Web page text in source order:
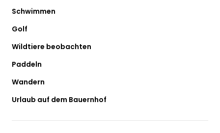
Schwimmen
Golf
Wildtiere beobachten
Paddeln
Wandern
Urlaub auf dem Bauernhof